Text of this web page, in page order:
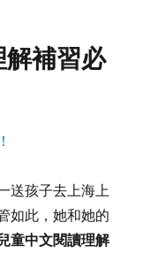
補習必
送孩子去上海上
如此，她和她的
童中文閱讀理解